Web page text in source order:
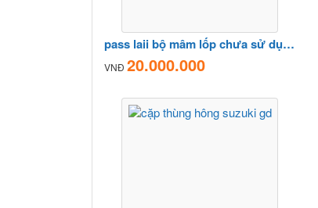
pass laii bộ mâm lốp chưa sử dụng
VNĐ 20.000.000